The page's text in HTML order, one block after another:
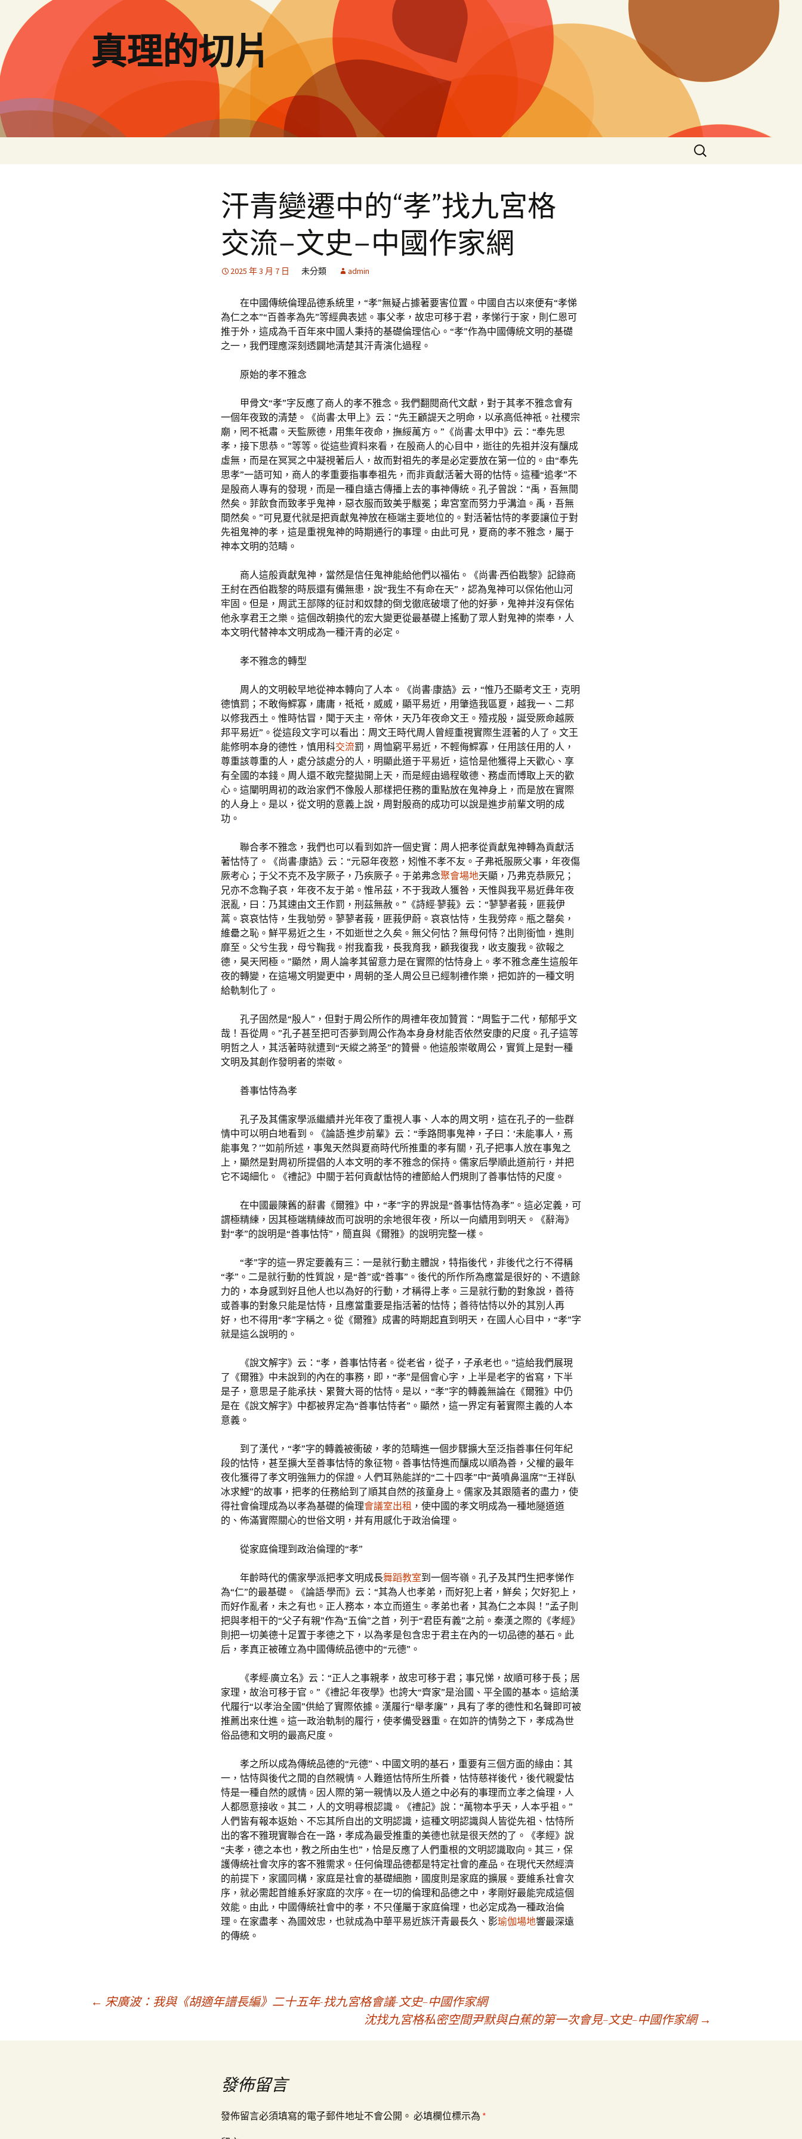
要
內
容
真理的切片
搜
尋
汗青變遷中的“孝”找九宮格
交流–文史–中國作家網
2025 年 3 月 7 日 未分類 admin
在中國傳統倫理品德系統里，“孝”無疑占據著要害位置。中國自古以來便有“孝悌
為仁之本”“百善孝為先”等經典表述。事父孝，故忠可移于君，孝悌行于家，則仁恩可
推于外，這成為千百年來中國人秉持的基礎倫理信心。“孝”作為中國傳統文明的基礎
之一，我們理應深刻透闢地清楚其汗青演化過程。
原始的孝不雅念
甲骨文“孝”字反應了商人的孝不雅念。我們翻閱商代文獻，對于其孝不雅念會有
一個年夜致的清楚。《尚書·太甲上》云：“先王顧諟天之明命，以承高低神祇。社稷宗
廟，罔不祗肅。天監厥德，用集年夜命，撫綏萬方。”《尚書·太甲中》云：“奉先思
孝，接下思恭。”等等。從這些資料來看，在殷商人的心目中，逝往的先祖并沒有釀成
虛無，而是在冥冥之中凝視著后人，故而對祖先的孝是必定要放在第一位的。由“奉先
思孝”一語可知，商人的孝重要指事奉祖先，而非貢獻活著大哥的怙恃。這種“追孝”不
是殷商人專有的發現，而是一種自遠古傳播上去的事神傳統。孔子曾說：“禹，吾無間
然矣。菲飲食而致孝乎鬼神，惡衣服而致美乎黻冕；卑宮室而努力乎溝洫。禹，吾無
間然矣。”可見夏代就是把貢獻鬼神放在極端主要地位的。對活著怙恃的孝要讓位于對
先祖鬼神的孝，這是重視鬼神的時期通行的事理。由此可見，夏商的孝不雅念，屬于
神本文明的范疇。
商人這般貢獻鬼神，當然是信任鬼神能給他們以福佑。《尚書·西伯戡黎》記錄商
王紂在西伯戡黎的時辰還有備無患，說“我生不有命在天”，認為鬼神可以保佑他山河
牢固。但是，周武王部隊的征討和奴隸的倒戈徹底破壞了他的好夢，鬼神并沒有保佑
他永享君王之樂。這個改朝換代的宏大變更從最基礎上搖動了眾人對鬼神的崇奉，人
本文明代替神本文明成為一種汗青的必定。
孝不雅念的轉型
周人的文明較早地從神本轉向了人本。《尚書·康誥》云，“惟乃丕顯考文王，克明
德慎罰；不敢侮鰥寡，庸庸，祗祗，威威，顯平易近，用肇造我區夏，越我一、二邦
以修我西土。惟時怙冒，聞于天主，帝休，天乃年夜命文王。殪戎殷，誕受厥命越厥
邦平易近”。從這段文字可以看出：周文王時代周人曾經重視實際生涯著的人了。文王
能修明本身的德性，慎用科交流罰，周恤窮平易近，不輕侮鰥寡，任用該任用的人，
尊重該尊重的人，處分該處分的人，明顯此道于平易近，這恰是他獲得上天歡心、享
有全國的本錢。周人還不敢完整拋開上天，而是經由過程敬德、務虛而博取上天的歡
心。這闡明周初的政治家們不像殷人那樣把任務的重點放在鬼神身上，而是放在實際
的人身上。是以，從文明的意義上說，周對殷商的成功可以說是進步前輩文明的成
功。
聯合孝不雅念，我們也可以看到如許一個史實：周人把孝從貢獻鬼神轉為貢獻活
著怙恃了。《尚書·康誥》云：“元惡年夜憝，矧惟不孝不友。子弗祗服厥父事，年夜傷
厥考心；于父不克不及字厥子，乃疾厥子。于弟弗念聚會場地天顯，乃弗克恭厥兄；
兄亦不念鞠子哀，年夜不友于弟。惟吊茲，不于我政人獲咎，天惟與我平易近彝年夜
泯亂，曰：乃其速由文王作罰，刑茲無赦。”《詩經·蓼莪》云：“蓼蓼者莪，匪莪伊
蒿。哀哀怙恃，生我劬勞。蓼蓼者莪，匪莪伊蔚。哀哀怙恃，生我勞瘁。瓶之罄矣，
維罍之恥。鮮平易近之生，不如逝世之久矣。無父何怙？無母何恃？出則銜恤，進則
靡至。父兮生我，母兮鞠我。拊我畜我，長我育我，顧我復我，收支腹我。欲報之
德，昊天罔極。”顯然，周人論孝其留意力是在實際的怙恃身上。孝不雅念產生這般年
夜的轉變，在這場文明變更中，周朝的圣人周公旦已經制禮作樂，把如許的一種文明
給軌制化了。
孔子固然是“殷人”，但對于周公所作的周禮年夜加贊賞：“周監于二代，郁郁乎文
哉！吾從周。”孔子甚至把可否夢到周公作為本身身材能否依然安康的尺度。孔子這等
明哲之人，其活著時就遭到“天縱之將圣”的贊譽。他這般崇敬周公，實質上是對一種
文明及其創作發明者的崇敬。
善事怙恃為孝
孔子及其儒家學派繼續并光年夜了重視人事、人本的周文明，這在孔子的一些群
情中可以明白地看到。《論語·進步前輩》云：“季路問事鬼神，子曰：‘未能事人，焉
能事鬼？’”如前所述，事鬼天然與夏商時代所推重的孝有關，孔子把事人放在事鬼之
上，顯然是對周初所提倡的人本文明的孝不雅念的保持。儒家后學順此道前行，并把
它不竭細化。《禮記》中關于若何貢獻怙恃的禮節給人們規則了善事怙恃的尺度。
在中國最陳舊的辭書《爾雅》中，“孝”字的界說是“善事怙恃為孝”。這必定義，可
謂極精練，因其極端精練故而可說明的余地很年夜，所以一向續用到明天。《辭海》
對“孝”的說明是“善事怙恃”，簡直與《爾雅》的說明完整一樣。
“孝”字的這一界定要義有三：一是就行動主體說，特指後代，非後代之行不得稱
“孝”。二是就行動的性質說，是“善”或“善事”。後代的所作所為應當是很好的、不遺餘
力的，本身感到好且他人也以為好的行動，才稱得上孝。三是就行動的對象說，善待
或善事的對象只能是怙恃，且應當重要是指活著的怙恃；善待怙恃以外的其別人再
好，也不得用“孝”字稱之。從《爾雅》成書的時期起直到明天，在國人心目中，“孝”字
就是這么說明的。
《說文解字》云：“孝，善事怙恃者。從老省，從子，子承老也。”這給我們展現
了《爾雅》中未說到的內在的事務，即，“孝”是個會心字，上半是老字的省寫，下半
是子，意思是子能承扶、累贅大哥的怙恃。是以，“孝”字的轉義無論在《爾雅》中仍
是在《說文解字》中都被界定為“善事怙恃者”。顯然，這一界定有著實際主義的人本
意義。
到了漢代，“孝”字的轉義被衝破，孝的范疇進一個步驟擴大至泛指善事任何年紀
段的怙恃，甚至擴大至善事怙恃的象征物。善事怙恃進而釀成以順為善，父權的最年
夜化獲得了孝文明強無力的保證。人們耳熟能詳的“二十四孝”中“黃噴鼻溫席”“王祥臥
冰求鯉”的故事，把孝的任務給到了順其自然的孩童身上。儒家及其跟隨者的盡力，使
得社會倫理成為以孝為基礎的倫理會議室出租 ，使中國的孝文明成為一種地隧道道
的、佈滿實際關心的世俗文明，并有用感化于政治倫理。
從家庭倫理到政治倫理的“孝”
年齡時代的儒家學派把孝文明成長舞蹈教室到一個岑嶺。孔子及其門生把孝悌作
為“仁”的最基礎。《論語·學而》云：“其為人也孝弟，而好犯上者，鮮矣；欠好犯上，
而好作亂者，未之有也。正人務本，本立而道生。孝弟也者，其為仁之本與！”孟子則
把與孝相干的“父子有親”作為“五倫”之首，列于“君臣有義”之前。秦漢之際的《孝經》
則把一切美德十足置于孝德之下，以為孝是包含忠于君主在內的一切品德的基石。此
后，孝真正被確立為中國傳統品德中的“元德”。
《孝經·廣立名》云：“正人之事親孝，故忠可移于君；事兄悌，故順可移于長；居
家理，故治可移于官。”《禮記·年夜學》也誇大“齊家”是治國、平全國的基本。這給漢
代履行“以孝治全國”供給了實際依據。漢履行“舉孝廉”，具有了孝的德性和名聲即可被
推薦出來仕進。這一政治軌制的履行，使孝備受器重。在如許的情勢之下，孝成為世
俗品德和文明的最高尺度。
孝之所以成為傳統品德的“元德”、中國文明的基石，重要有三個方面的緣由：其
一，怙恃與後代之間的自然親情。人難道怙恃所生所養，怙恃慈祥後代，後代親愛怙
恃是一種自然的感情。因人際的第一親情以及人道之中必有的事理而立孝之倫理，人
人都愿意接收。其二，人的文明尋根認識。《禮記》說：“萬物本乎天，人本乎祖。”
人們皆有報本返始、不忘其所自出的文明認識，這種文明認識與人皆從先祖、怙恃所
出的客不雅現實聯合在一路，孝成為最受推重的美德也就是很天然的了。《孝經》說
“夫孝，德之本也，教之所由生也”，恰是反應了人們重根的文明認識取向。其三，保
護傳統社會次序的客不雅需求。任何倫理品德都是特定社會的產品。在現代天然經濟
的前提下，家國同構，家庭是社會的基礎細胞，國度則是家庭的擴展。要維系社會次
序，就必需起首維系好家庭的次序。在一切的倫理和品德之中，孝剛好最能完成這個
效能。由此，中國傳統社會中的孝，不只僅屬于家庭倫理，也必定成為一種政治倫
理。在家盡孝、為國效忠，也就成為中華平易近族汗青最長久、影瑜伽場地響最深遠
的傳統。
章
← 宋廣波：我與《胡適年譜長編》二十五年-找九宮格會議-文史–中國作家網
沈找九宮格私密空間尹默與白蕉的第一次會見–文史–中國作家網 →
發佈留言
發佈留言必須填寫的電子郵件地址不會公開。 必填欄位標示為 *